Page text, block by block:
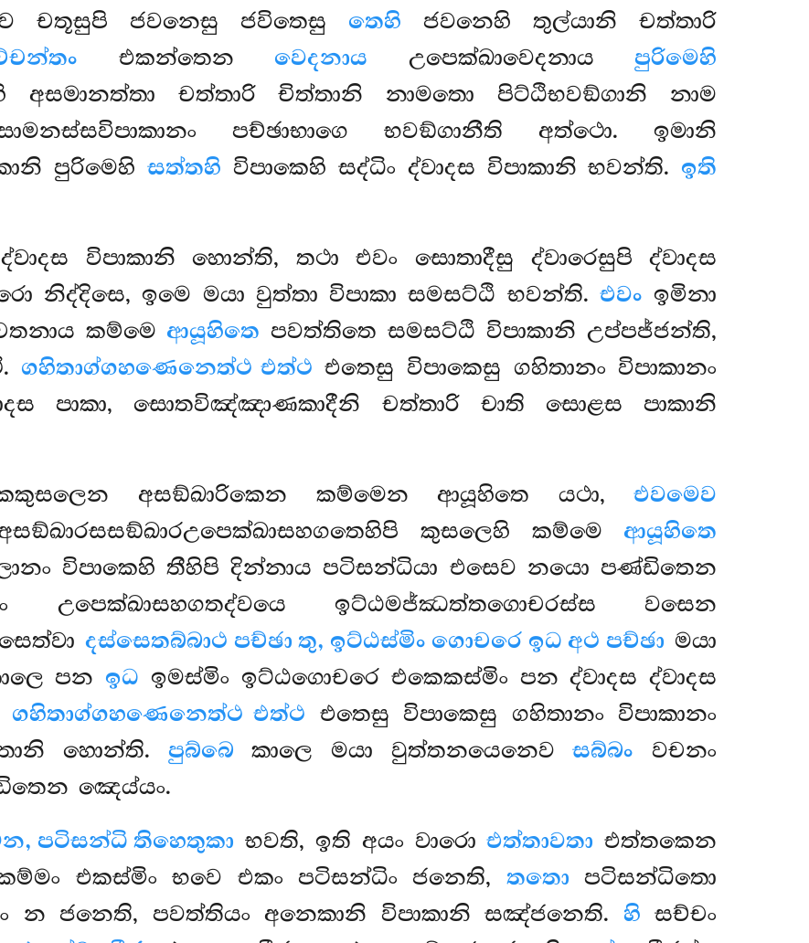
චතූසුපි ජවනෙසු ජවිතෙසු තෙහි ජවනෙහි තුල්යානි චත්තාරි
එකන්තෙන වෙදනාය උපෙක්ඛාවෙදනායපුරිමෙහි
චත්තාරි චිත්තානි නාමතො පිට්ඨිභවඞ්ගානි නාම
පච්ඡාභාගෙ භවඞ්ගානීති අත්ථො. ඉමානි
පුරිමෙහිසත්තහි විපාකෙහි සද්ධිං ද්වාදස විපාකානි භවන්ති. ඉති
විපාකානි හොන්ති, තථා එවං සොතාදීසු ද්වාරෙසුපි ද්වාදස
නිද්දිසෙ, ඉමෙ මයා වුත්තා විපාකා සමසට්ඨි භවන්ති. එවං ඉමිනා
කම්මෙ ආයූහිතෙ පවත්තිතෙ සමසට්ඨි විපාකානි උප්පජ්ජන්ති,
ගහිතාග්ගහණෙනෙත්ථ එත්ථ එතෙසු විපාකෙසු ගහිතානං විපාකානං
පාකා, සොතවිඤ්ඤාණකාදීනි චත්තාරි චාති සොළස පාකානි
අසඞ්ඛාරිකෙන කම්මෙන ආයූහිතෙ යථා,එවමෙව
කුසලෙහි කම්මෙ ආයූහිතෙ
විපාකෙහි තීහිපි දින්නාය පටිසන්ධියා එසෙව නයො පණ්ඩිතෙන
උපෙක්ඛාසහගතද්වයෙ ඉට්ඨමජ්ඣත්තගොචරස්ස වසෙන
දස්සෙතබ්බාථ පච්ඡා තු, ඉට්ඨස්මිං ගොචරෙ ඉධ අථ පච්ඡා මයා
පන ඉධ ඉමස්මිං ඉට්ඨගොචරෙ එකෙකස්මිං පන ද්වාදස ද්වාදස
ගහිතාග්ගහණෙනෙත්ථ එත්ථ එතෙසු විපාකෙසු ගහිතානං විපාකානං
හොන්ති. පුබ්බෙ කාලෙ මයා වුත්තනයෙනෙවසබ්බං වචනං
ඤෙය්යං.
පටිසන්ධි තිහෙතුකා භවති, ඉති අයං වාරොඑත්තාවතා එත්තකෙන
එකස්මිං භවෙ එකං පටිසන්ධිං ජනෙති, තතො පටිසන්ධිතො
න ජනෙති, පවත්තියං අනෙකානි විපාකානි සඤ්ජනෙති. හි සච්චං